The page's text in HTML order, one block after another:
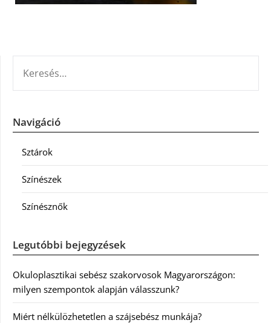
Navigáció
Sztárok
Színészek
Színésznők
Legutóbbi bejegyzések
Okuloplasztikai sebész szakorvosok Magyarországon:
milyen szempontok alapján válasszunk?
Miért nélkülözhetetlen a szájsebész munkája?